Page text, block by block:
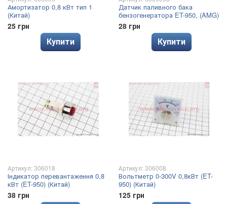
Амортизатор 0,8 кВт тип 1
(Китай)
25 грн
Купити
Датчик паливного бака
бензогенератора ET-950, (AMG)
28 грн
Купити
Артикул: 306018
Індикатор перевантаження 0,8
кВт (ET-950) (Китай)
38 грн
Артикул: 306008
Вольтметр 0-300V 0,8кВт (ET-
950) (Китай)
125 грн